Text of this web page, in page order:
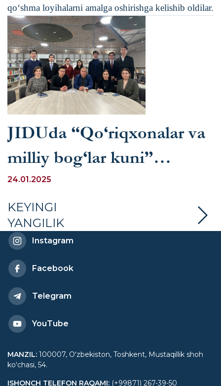
qo‘shma loyihalarni amalga oshirishga kelishib oldilar.
JIDUda “Qo‘riqxonalar va
milliy bog‘lar kuni”
munosabati bilan davra
suhbati bo‘lib o‘tdi
24.01.2025
KEYINGI
YANGILIK
Instagram
Facebook
Telegram
YouTube
MANZIL: 100007, Oʻzbekiston, Toshkent, Mustaqillik shoh
koʻchasi, 54.
ISHONCH TELEFON RAQAMI: (+99871) 267-39-50